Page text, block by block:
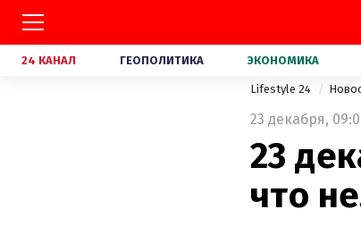
24 КАНАЛ ГЕОПОЛИТИКА ЭКОНОМИКА
Lifestyle 24
23 декабря,
23
что